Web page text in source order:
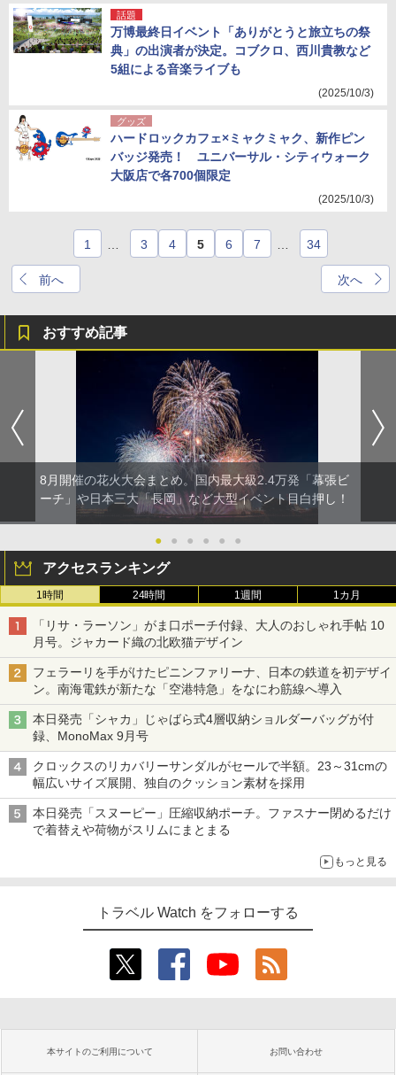
話題
万博最終日イベント「ありがとうと旅立ちの祭
典」の出演者が決定。コブクロ、西川貴教など
5組による音楽ライブも
(2025/10/3)
グッズ
ハードロックカフェ×ミャクミャク、新作ピン
バッジ発売！ ユニバーサル・シティウォーク
大阪店で各700個限定
(2025/10/3)
前へ
1 3 4 5 6 7 34
次へ
おすすめ記事
8月開催の花火大会まとめ。国内最大級2.4万発「幕張ビ
ーチ」や日本三大「長岡」など大型イベント目白押し！
● ● ● ● ● ●
アクセスランキング
1時間 24時間 1週間 1カ月
「リサ・ラーソン」がま口ポーチ付録、大人のおしゃれ手帖 10
月号。ジャカード織の北欧猫デザイン
フェラーリを手がけたピニンファリーナ、日本の鉄道を初デザイ
ン。南海電鉄が新たな「空港特急」をなにわ筋線へ導入
本日発売「シャカ」じゃばら式4層収納ショルダーバッグが付
録、MonoMax 9月号
クロックスのリカバリーサンダルがセールで半額。23～31cmの
幅広いサイズ展開、独自のクッション素材を採用
本日発売「スヌーピー」圧縮収納ポーチ。ファスナー閉めるだけ
で着替えや荷物がスリムにまとまる
もっと見る
トラベル Watch をフォローする
本サイトのご利用について お問い合わせ